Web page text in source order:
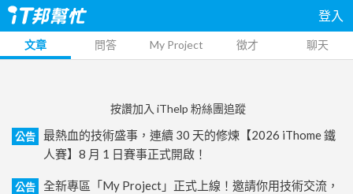
登入
文章 問答 My Project 徵才 聊天
按讚加入 iThelp 粉絲團追蹤
公告
最熱血的技術盛事，連續 30 天的修煉【2026 iThome 鐵
人賽】8 月 1 日賽事正式開啟！
公告
全新專區「My Project」正式上線！邀請你用技術交流，